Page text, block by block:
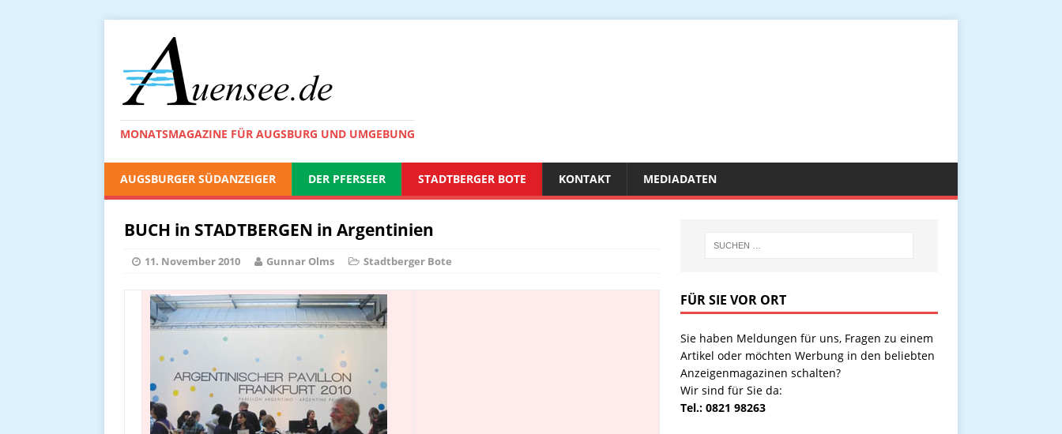
MONATSMAGAZINE FÜR AUGSBURG UND UMGEBUNG
AUGSBURGER SÜDANZEIGER DER PFERSEER STADTBERGER BOTE KONTAKT MEDIADATEN
BUCH in STADTBERGEN in Argentinien
11. November 2010 Gunnar Olms Stadtberger Bote
FÜR SIE VOR ORT
Sie haben Meldungen für uns, Fragen zu einem
Artikel oder möchten Werbung in den beliebten
Anzeigenmagazinen schalten?
Wir sind für Sie da:
Tel.: 0821 98263